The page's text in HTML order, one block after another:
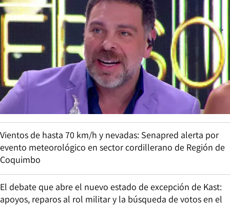
Vientos de hasta 70 km/h y nevadas: Senapred alerta por
evento meteorológico en sector cordillerano de Región de
Coquimbo
El debate que abre el nuevo estado de excepción de Kast:
apoyos, reparos al rol militar y la búsqueda de votos en el